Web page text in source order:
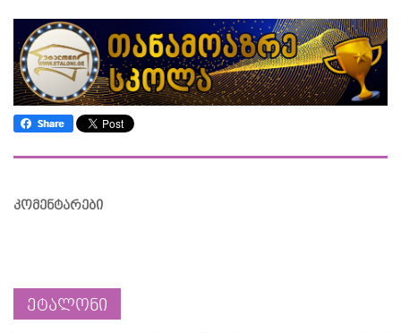
კომენტარები
ეტალონი